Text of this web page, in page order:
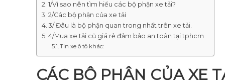
1/Vì sao nên tìm hiểu các bộ phận xe tải?
2/Các bộ phận của xe tải
3/ Đâu là bộ phận quan trong nhất trên xe tải.
4/Mua xe tải cũ giá rẻ đảm bảo an toàn tại tphcm
Tin xe ô tô khác:
CÁC BỘ PHẬN CỦA XE